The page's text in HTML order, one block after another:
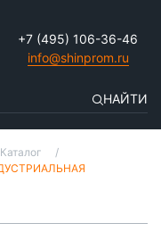
+7 (495) 106-36-46
info@shinprom.ru
НАЙТИ
Каталог